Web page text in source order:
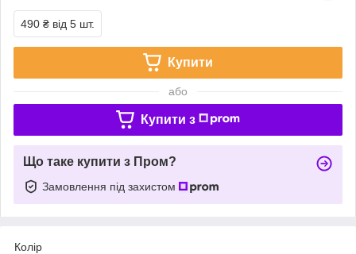
490 ₴ від 5 шт.
Купити
або
Купити з
Що таке купити з Пром?
Замовлення під захистом
Колір